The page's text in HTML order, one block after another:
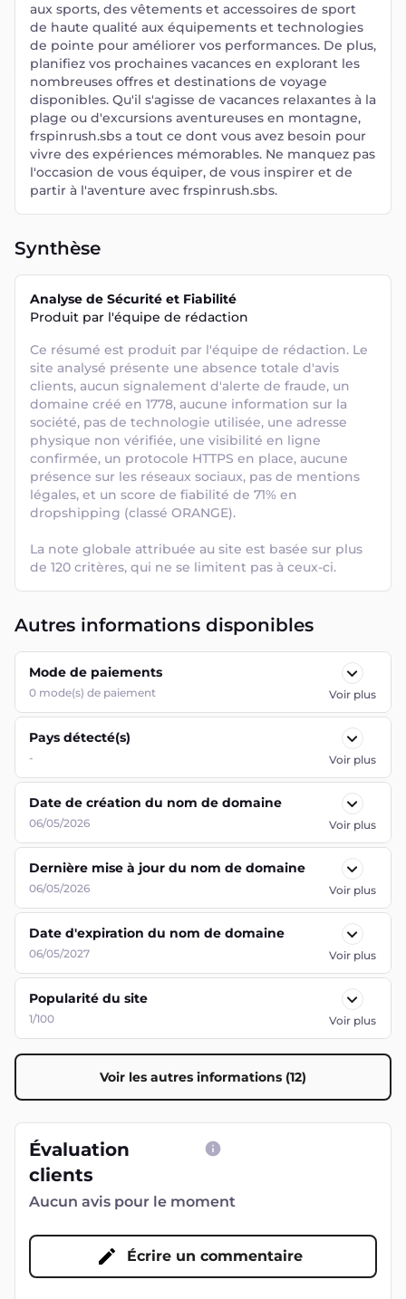
aux sports, des vêtements et accessoires de sport
de haute qualité aux équipements et technologies
de pointe pour améliorer vos performances. De plus,
planifiez vos prochaines vacances en explorant les
nombreuses offres et destinations de voyage
disponibles. Qu'il s'agisse de vacances relaxantes à la
plage ou d'excursions aventureuses en montagne,
frspinrush.sbs a tout ce dont vous avez besoin pour
vivre des expériences mémorables. Ne manquez pas
l'occasion de vous équiper, de vous inspirer et de
partir à l'aventure avec frspinrush.sbs.
Synthèse
Analyse de Sécurité et Fiabilité
Produit par l'équipe de rédaction
Ce résumé est produit par l'équipe de rédaction. Le
site analysé présente une absence totale d'avis
clients, aucun signalement d'alerte de fraude, un
domaine créé en 1778, aucune information sur la
société, pas de technologie utilisée, une adresse
physique non vérifiée, une visibilité en ligne
confirmée, un protocole HTTPS en place, aucune
présence sur les réseaux sociaux, pas de mentions
légales, et un score de fiabilité de 71% en
dropshipping (classé ORANGE).
La note globale attribuée au site est basée sur plus
de 120 critères, qui ne se limitent pas à ceux-ci.
Autres informations disponibles
Mode de paiements
0 mode(s) de paiement Voir plus
Pays détecté(s)
- Voir plus
Date de création du nom de domaine
06/05/2026 Voir plus
Dernière mise à jour du nom de domaine
06/05/2026 Voir plus
Date d'expiration du nom de domaine
06/05/2027 Voir plus
Popularité du site
1/100 Voir plus
Voir les autres informations (12)
Évaluation
clients
Aucun avis pour le moment
Écrire un commentaire